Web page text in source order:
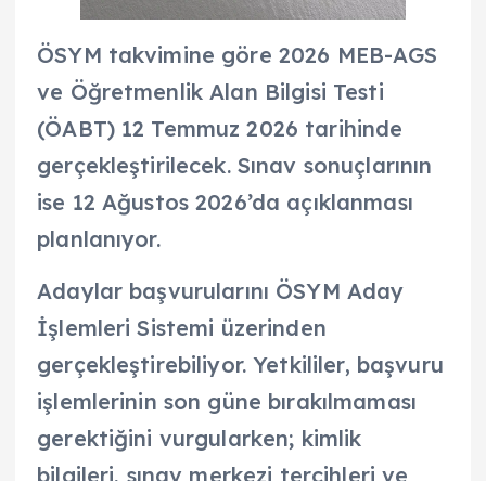
ÖSYM takvimine göre 2026 MEB-AGS
ve Öğretmenlik Alan Bilgisi Testi
(ÖABT) 12 Temmuz 2026 tarihinde
gerçekleştirilecek. Sınav sonuçlarının
ise 12 Ağustos 2026’da açıklanması
planlanıyor.
Adaylar başvurularını ÖSYM Aday
İşlemleri Sistemi üzerinden
gerçekleştirebiliyor. Yetkililer, başvuru
işlemlerinin son güne bırakılmaması
gerektiğini vurgularken; kimlik
bilgileri, sınav merkezi tercihleri ve